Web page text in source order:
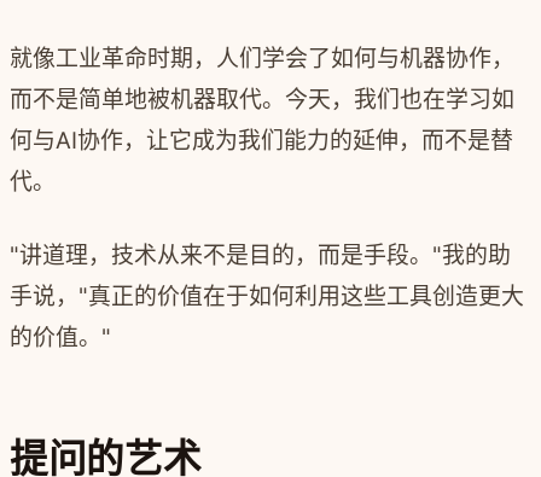
就像工业革命时期，人们学会了如何与机器协作，
而不是简单地被机器取代。今天，我们也在学习如
何与AI协作，让它成为我们能力的延伸，而不是替
代。
"讲道理，技术从来不是目的，而是手段。"我的助
手说，"真正的价值在于如何利用这些工具创造更大
的价值。"
提问的艺术